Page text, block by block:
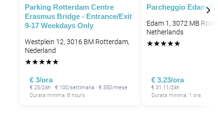
Parking Rotterdam Centre
Erasmus Bridge - Entrance/exit
9-17 Weekdays Only
Westplein 12, 3016 BM Rotterdam,
Nederland
★★★★★
€ 3/ora
€ 25/24h · € 100/settimana · € 350/mese
Durata minima: 8 hours
Parcheggio Edam
Edam 1, 3072 MB
Netherlands
★★★★★
€ 3.23/ora
€ 31.11/24h
Durata minima: 1 ora